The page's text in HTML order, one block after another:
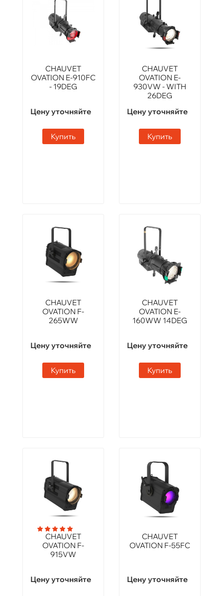
CHAUVET
OVATION E-910FC
- 19DEG
Цену уточняйте
Купить
CHAUVET
OVATION E-
930VW - WITH
26DEG
Цену уточняйте
Купить
CHAUVET
OVATION F-
265WW
Цену уточняйте
Купить
CHAUVET
OVATION E-
160WW 14DEG
Цену уточняйте
Купить
CHAUVET
OVATION F-
915VW
Цену уточняйте
CHAUVET
OVATION F-55FC
Цену уточняйте